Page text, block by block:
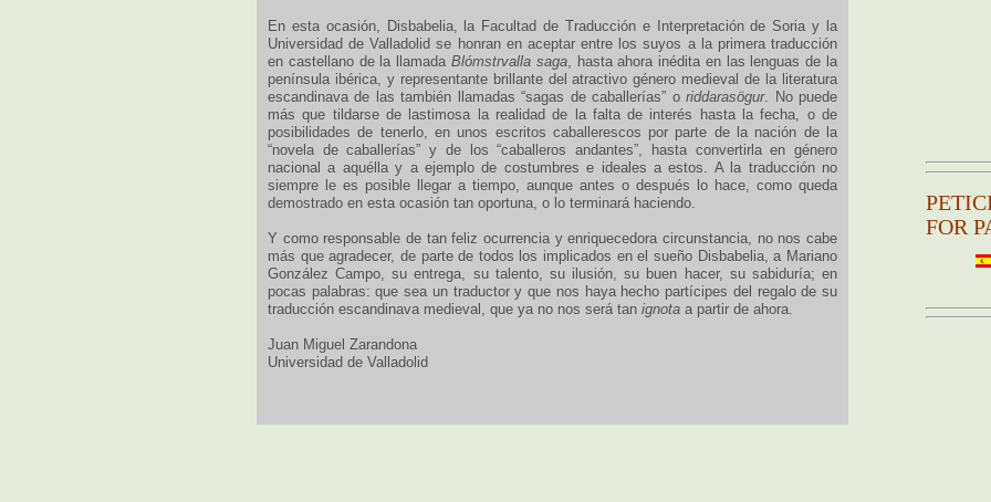
FOR
En esta ocasión, Disbabelia, la Facultad de Traducción e Interpretación de Soria y la
Universidad de Valladolid se honran en aceptar entre los suyos a la primera traducción
en castellano de la llamada Blómstrvalla saga, hasta ahora inédita en las lenguas de la
península ibérica, y representante brillante del atractivo género medieval de la literatura
escandinava de las también llamadas “sagas de caballerías” oriddarasögur. No puede
más que tildarse de lastimosa la realidad de la falta de interés hasta la fecha, o de
posibilidades de tenerlo, en unos escritos caballerescos por parte de la nación de la
“novela de caballerías” y de los “caballeros andantes”, hasta convertirla en género
nacional a aquélla y a ejemplo de costumbres e ideales a estos. A la traducción no
siempre le es posible llegar a tiempo, aunque antes o después lo hace, como queda
demostrado en esta ocasión tan oportuna, o lo terminará haciendo.
Y como responsable de tan feliz ocurrencia y enriquecedora circunstancia, no nos cabe
más que agradecer, de parte de todos los implicados en el sueño Disbabelia, a Mariano
González Campo, su entrega, su talento, su ilusión, su buen hacer, su sabiduría; en
pocas palabras: que sea un traductor y que nos haya hecho partícipes del regalo de su
traducción escandinava medieval, que ya no nos será tan ignota a partir de ahora.
Juan Miguel Zarandona
Universidad de Valladolid